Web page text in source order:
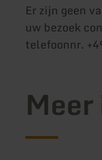
Er zijn geen
uw bezoek
telefoonnr.